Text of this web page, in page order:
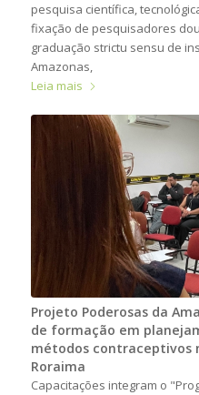
pesquisa científica,
fixação de pesquisadores
graduação strictu sensu de
Amazonas,
Leia mais
Projeto Poderosas da
de formação em
métodos contraceptivos
Roraima
Capacitações integram o